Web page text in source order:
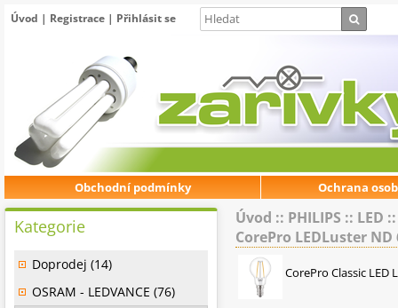
Úvod | Registrace | Přihlásit se
Obchodní podmínky Ochrana
Úvod :: PHILIPS :: LED
CorePro LEDLuster ND
CorePro Classic LED
Kategorie
Doprodej (14)
OSRAM - LEDVANCE (76)